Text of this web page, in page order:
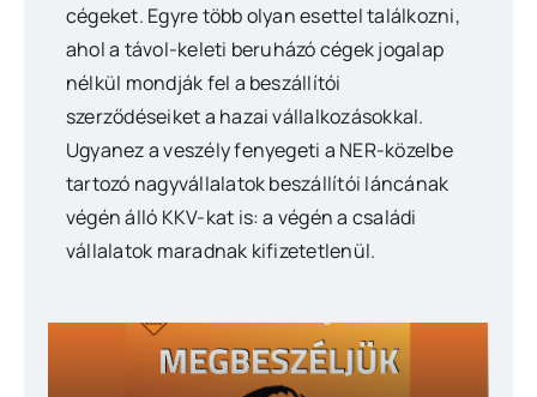
cégeket. Egyre több olyan esettel találkozni,
ahol a távol-keleti beruházó cégek jogalap
nélkül mondják fel a beszállítói
szerződéseiket a hazai vállalkozásokkal.
Ugyanez a veszély fenyegeti a NER-közelbe
tartozó nagyvállalatok beszállítói láncának
végén álló KKV-kat is: a végén a családi
vállalatok maradnak kifizetetlenül.